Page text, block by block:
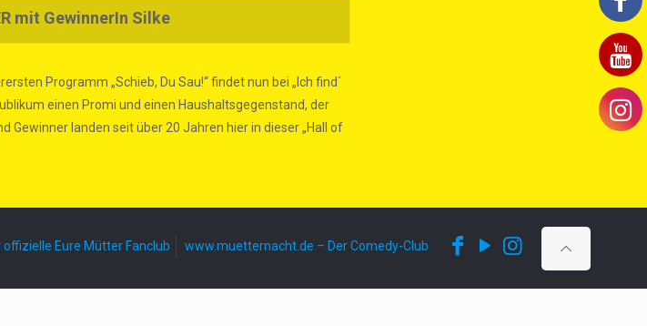
mit GewinnerIn Silke
Programm „Schieb, Du Sau!“ findet nun bei „Ich find´
einen Promi und einen Haushaltsgegenstand, der
Gewinner landen seit über 20 Jahren hier in dieser „Hall of
offizielle Eure Mütter Fanclub www.muetternacht.de – Der Comedy-Club